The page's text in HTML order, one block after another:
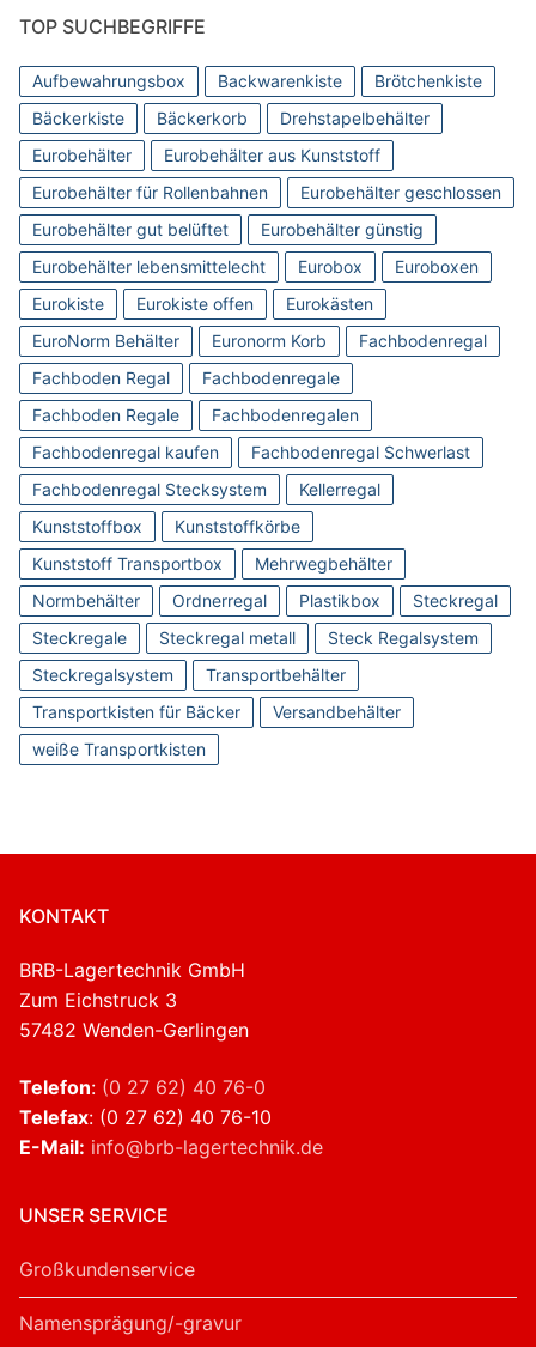
TOP SUCHBEGRIFFE
Aufbewahrungsbox Backwarenkiste
Brötchenkiste
Bäckerkiste
Bäckerkorb
Drehstapelbehälter
Eurobehälter
Eurobehälter aus Kunststoff
Eurobehälter für Rollenbahnen
Eurobehälter geschlossen
Eurobehälter gut belüftet
Eurobehälter günstig
Eurobehälter lebensmittelecht
Eurobox
Euroboxen
Eurokiste
Eurokiste offen
Eurokästen
EuroNorm Behälter
Euronorm Korb
Fachbodenregal
Fachboden Regal
Fachbodenregale
Fachboden Regale
Fachbodenregalen
Fachbodenregal kaufen
Fachbodenregal Schwerlast
Fachbodenregal Stecksystem
Kellerregal
Kunststoffbox
Kunststoffkörbe
Kunststoff Transportbox
Mehrwegbehälter
Normbehälter
Ordnerregal Plastikbox
Steckregal
Steckregale
Steckregal metall
Steck Regalsystem
Steckregalsystem
Transportbehälter
Transportkisten für Bäcker
Versandbehälter
weiße Transportkisten
KONTAKT
BRB-Lagertechnik GmbH
Zum Eichstruck 3
57482 Wenden-Gerlingen
Telefon: (0 27 62) 40 76-0
Telefax: (0 27 62) 40 76-10
E-Mail: info@brb-lagertechnik.de
UNSER SERVICE
Großkundenservice
Namensprägung/-gravur